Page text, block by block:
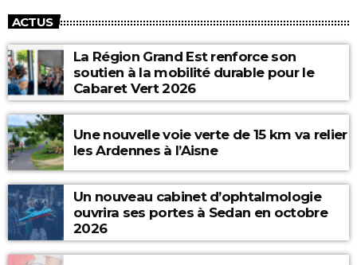
ACTUS
La Région Grand Est renforce son
soutien à la mobilité durable pour le
Cabaret Vert 2026
Une nouvelle voie verte de 15 km va relier
les Ardennes à l’Aisne
Un nouveau cabinet d’ophtalmologie
ouvrira ses portes à Sedan en octobre
2026